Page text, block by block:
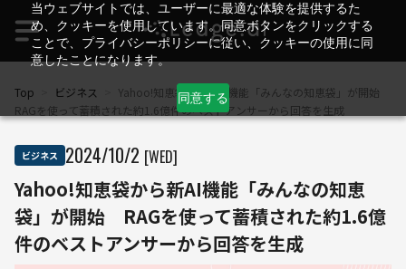
当ウェブサイトでは、ユーザーに最適な体験を提供するた
め、クッキーを使用しています。同意ボタンをクリックする
ことで、プライバシーポリシーに従い、クッキーの使用に同
意したことになります。
同意する
Top ビジネス
Yahoo!知恵袋から新AI機能「みんなの知恵袋」が開始
RAGを使って蓄積された約1.6億件のベストアンサーから回答を生成
ビジネス 2024/10/2 [WED]
Yahoo!知恵袋から新AI機能「みんなの知恵
袋」が開始 RAGを使って蓄積された約1.6億
件のベストアンサーから回答を生成